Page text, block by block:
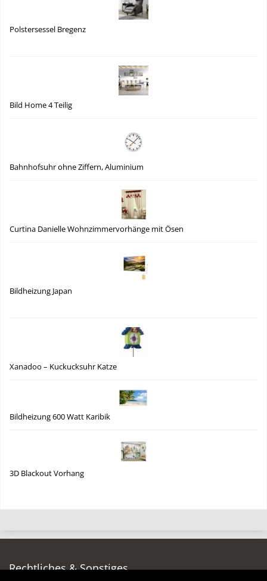
Polstersessel Bregenz
Bild Home 4 Teilig
Bahnhofsuhr ohne Ziffern, Aluminium
Curtina Danielle Wohnzimmervorhänge mit Ösen
Bildheizung Japan
Xanadoo – Kuckucksuhr Katze
Bildheizung 600 Watt Karibik
3D Blackout Vorhang
Rechtliches & Sonstiges